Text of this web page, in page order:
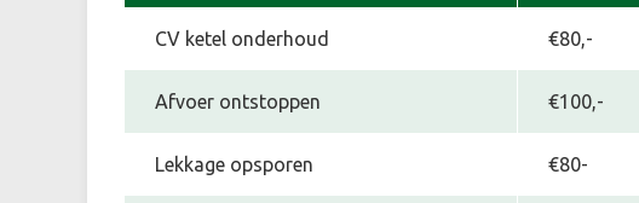
CV ketel onderhoud €80,-
Afvoer ontstoppen €100,-
Lekkage opsporen €80-